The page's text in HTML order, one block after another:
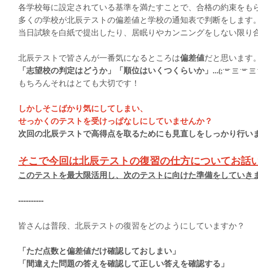
各学校毎に設定されている基準を満たすことで、合格の約束をも
多くの学校が北辰テストの偏差値と学校の通知表で判断をします
当日試験を白紙で提出したり、居眠りやカンニングをしない限り
北辰テストで皆さんが一番気になるところは偏差値だと思います
「志望校の判定はどうか」「順位はいくつくらいか」...(;˙꒳˙ 三 ˙꒳˙ 三
もちろんそれはとても大切です！
しかしそこばかり気にしてしまい、
せっかくのテストを受けっぱなしにしていませんか？
次回の北辰テストで高得点を取るためにも見直しをしっかり行い
そこで今回は北辰テストの復習の仕方についてお話
このテストを最大限活用し、次のテストに向けた準備をしていき
----------
皆さんは普段、北辰テストの復習をどのようにしていますか？
「ただ点数と偏差値だけ確認しておしまい」
「間違えた問題の答えを確認して正しい答えを確認する」